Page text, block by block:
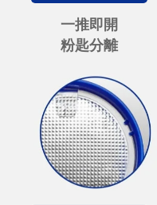
一推即開
粉匙分離